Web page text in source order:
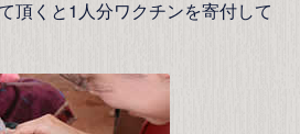
頂くと1人分ワクチンを寄付して